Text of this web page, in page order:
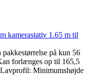
kamerastativ 1.65 m til
på kun 56
forlænges op til 165,5
Minimumshøjde